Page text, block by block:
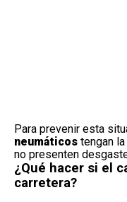
Para prevenir esta
neumáticos tengan
no presenten
¿Qué hacer si el
carretera?